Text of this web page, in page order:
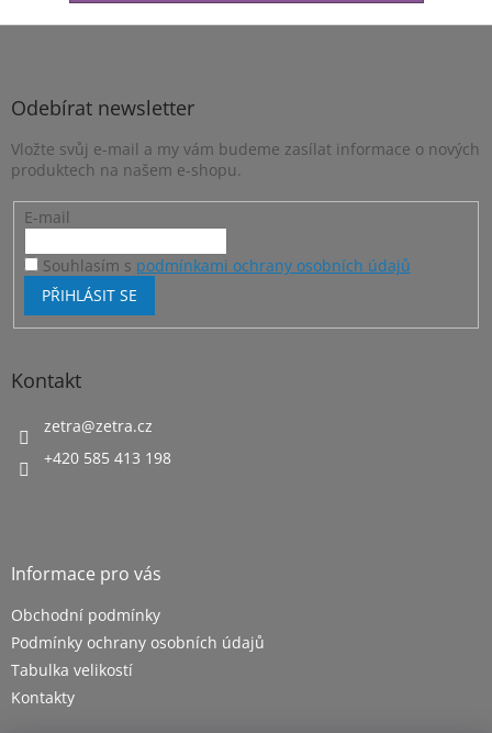
Z
Odebírat newsletter
Vložte svůj e-mail a my vám budeme zasílat informace o nových
produktech na našem e-shopu.
E-mail
Souhlasím s podmínkami ochrany osobních údajů
PŘIHLÁSIT SE
Kontakt
zetra@zetra.cz
+420 585 413 198
Informace pro vás
Obchodní podmínky
Podmínky ochrany osobních údajů
Tabulka velikostí
Kontakty